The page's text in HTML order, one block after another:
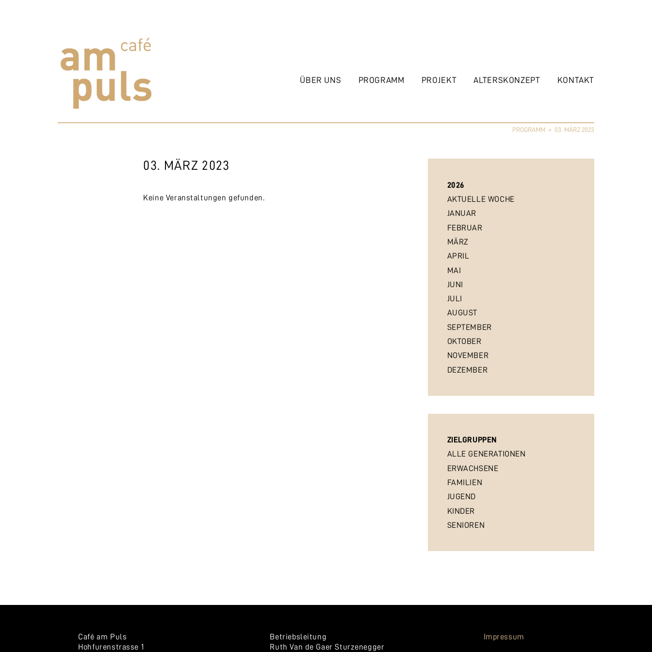
ÜBER UNS PROGRAMM PROJEKT ALTERSKONZEPT KONTAKT
PROGRAMM » 03. MÄRZ 2023
03. MÄRZ 2023
Keine Veranstaltungen gefunden.
2026
AKTUELLE WOCHE
JANUAR
FEBRUAR
MÄRZ
APRIL
MAI
JUNI
JULI
AUGUST
SEPTEMBER
OKTOBER
NOVEMBER
DEZEMBER
ZIELGRUPPEN
ALLE GENERATIONEN
ERWACHSENE
FAMILIEN
JUGEND
KINDER
SENIOREN
Café am Puls
Hohfurenstrasse 1
Betriebsleitung
Ruth Van de Gaer Sturzenegger
Impressum